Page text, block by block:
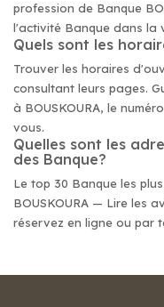
profession de Banque
l'activité Banque dans la
Quels sont les
Trouver les horaires
consultant leurs pages.
à BOUSKOURA, le
vous.
Quelles sont les
des Banque?
Le top 30 Banque les
BOUSKOURA — Lire les
réservez en ligne ou par